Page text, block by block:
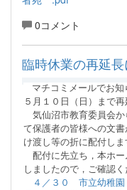
0コメント
臨時休業の再延長
マチコミメールでお知
５月１０日（日）まで再
気仙沼市教育委員会か
て保護者の皆様への文
け渡し等の折に配付しま
配付に先立ち，本ホ
しましたので，ご確認く
４／３０ 市立幼稚園